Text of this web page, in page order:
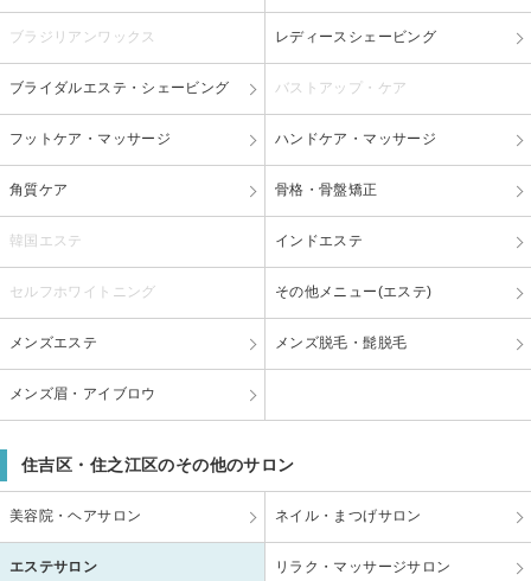
ブラジリアンワックス レディースシェービング
ブライダルエステ・シェービング バストアップ・ケア
フットケア・マッサージ ハンドケア・マッサージ
角質ケア 骨格・骨盤矯正
韓国エステ インドエステ
セルフホワイトニング その他メニュー(エステ)
メンズエステ メンズ脱毛・髭脱毛
メンズ眉・アイブロウ
住吉区・住之江区のその他のサロン
美容院・ヘアサロン ネイル・まつげサロン
エステサロン リラク・マッサージサロン